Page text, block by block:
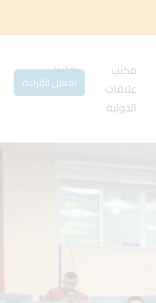
مكتب
علاقات
الدولية
روابط
مهمة
تفعيل القراءة